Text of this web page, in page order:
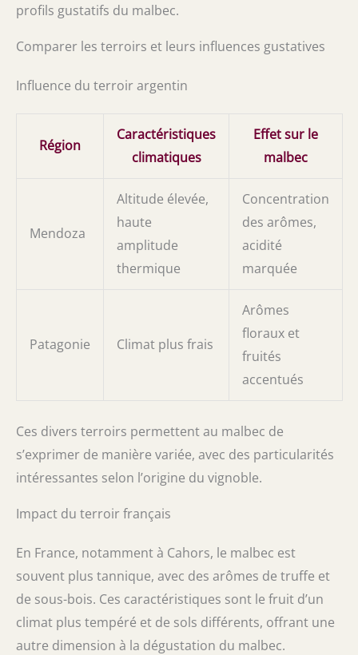
profils gustatifs du malbec.
Comparer les terroirs et leurs influences gustatives
Influence du terroir argentin
Région
Caractéristiques
climatiques
Effet sur le
malbec
Mendoza
Altitude élevée,
haute
amplitude
thermique
Concentration
des arômes,
acidité
marquée
Patagonie Climat plus frais
Arômes
floraux et
fruités
accentués
Ces divers terroirs permettent au malbec de
s’exprimer de manière variée, avec des particularités
intéressantes selon l’origine du vignoble.
Impact du terroir français
En France, notamment à Cahors, le malbec est
souvent plus tannique, avec des arômes de truffe et
de sous-bois. Ces caractéristiques sont le fruit d’un
climat plus tempéré et de sols différents, offrant une
autre dimension à la dégustation du malbec.